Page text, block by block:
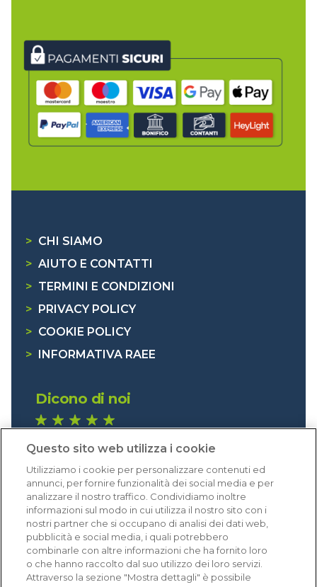
> CHI SIAMO
> AIUTO E CONTATTI
> TERMINI E CONDIZIONI
>
PRIVACY POLICY
> COOKIE POLICY
>
INFORMATIVA RAEE
Dicono di noi
Eccellente (4,8)
Acquisti verificati
Questo sito web utilizza i cookie
Utilizziamo i cookie per personalizzare contenuti ed
annunci, per fornire funzionalità dei social media e per
analizzare il nostro traffico. Condividiamo inoltre
informazioni sul modo in cui utilizza il nostro sito con i
nostri partner che si occupano di analisi dei dati web,
pubblicità e social media, i quali potrebbero
combinarle con altre informazioni che ha fornito loro
o che hanno raccolto dal suo utilizzo dei loro servizi.
Attraverso la sezione "Mostra dettagli" è possibile